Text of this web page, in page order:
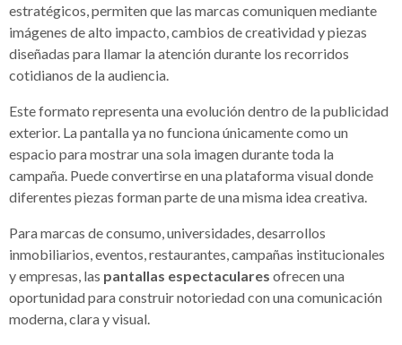
estratégicos, permiten que las marcas comuniquen mediante
imágenes de alto impacto, cambios de creatividad y piezas
diseñadas para llamar la atención durante los recorridos
cotidianos de la audiencia.
Este formato representa una evolución dentro de la publicidad
exterior. La pantalla ya no funciona únicamente como un
espacio para mostrar una sola imagen durante toda la
campaña. Puede convertirse en una plataforma visual donde
diferentes piezas forman parte de una misma idea creativa.
Para marcas de consumo, universidades, desarrollos
inmobiliarios, eventos, restaurantes, campañas institucionales
y empresas, las pantallas espectaculares ofrecen una
oportunidad para construir notoriedad con una comunicación
moderna, clara y visual.